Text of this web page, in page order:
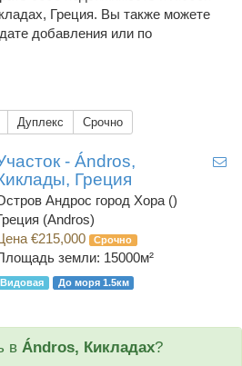
Греция. Вы также можете
добавления или по
Дуплекс Срочно
- Ándros,
Греция
Андрос город Хора ()
(Andros)
€215,000
Срочно
земли: 15000м²
Видовая До моря 1.5км
в Ándros, Кикладах?